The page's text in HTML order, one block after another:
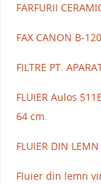
FARFURII
FAX CANON B-120
FILTRE PT.
FLUIER Aulos
64 cm.
FLUIER DIN
Fluier din lemn